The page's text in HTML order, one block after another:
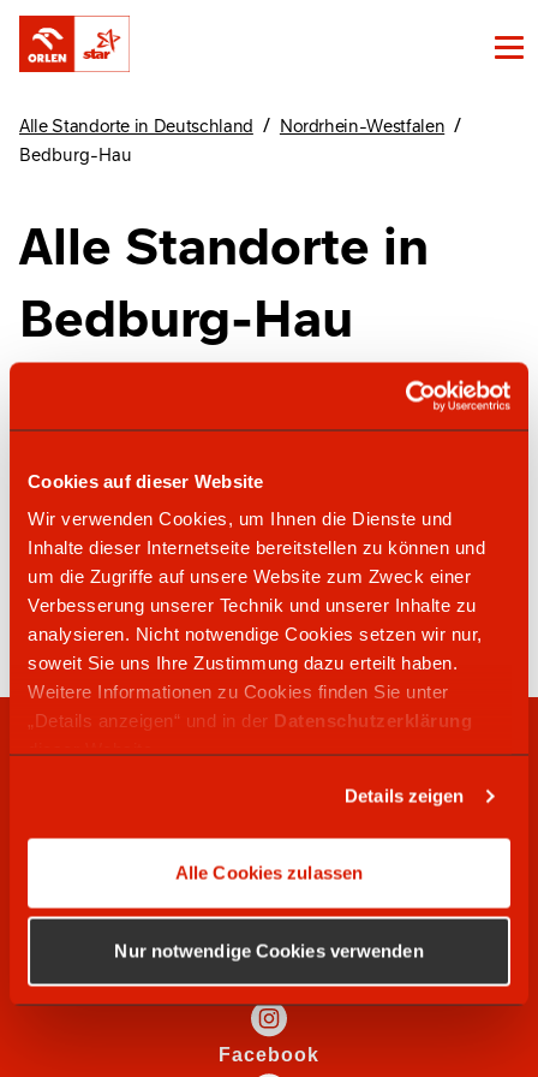
Cookies auf dieser Website
Wir verwenden Cookies, um Ihnen die Dienste und
Inhalte dieser Internetseite bereitstellen zu können und
um die Zugriffe auf unsere Website zum Zweck einer
Verbesserung unserer Technik und unserer Inhalte zu
analysieren. Nicht notwendige Cookies setzen wir nur,
soweit Sie uns Ihre Zustimmung dazu erteilt haben.
Weitere Informationen zu Cookies finden Sie unter
„Details anzeigen“ und in der Datenschutzerklärung
dieser Website.
Details zeigen
Alle Cookies zulassen
Nur notwendige Cookies verwenden
Alle Standorte in Deutschland / Nordrhein-Westfalen /
Bedburg-Hau
Alle Standorte in
Bedburg-Hau
Finde unsere Standorte in Bedburg-Hau hier
star Tankstelle
02821 7153913
Bedburger Weide 20
47551
Bedburg-Hau
RECHTLICHES
WIR SUCHEN
SOCIAL MEDIA
Instagram
Facebook